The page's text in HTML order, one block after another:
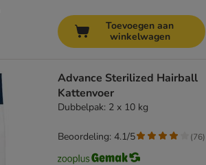
Toevoegen aan
winkelwagen
Advance Sterilized Hairball
Kattenvoer
Dubbelpak: 2 x 10 kg
Beoordeling: 4.1/5 (76)